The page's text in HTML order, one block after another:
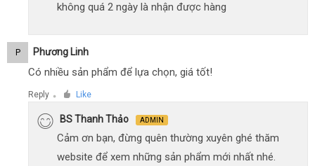
không quá 2 ngày là nhận được hàng
P Phương Linh
Có nhiều sản phẩm để lựa chọn, giá tốt!
Reply ● Like
BS Thanh Thảo ADMIN
Cảm ơn bạn, đừng quên thường xuyên ghé thăm
website để xem những sản phẩm mới nhất nhé.